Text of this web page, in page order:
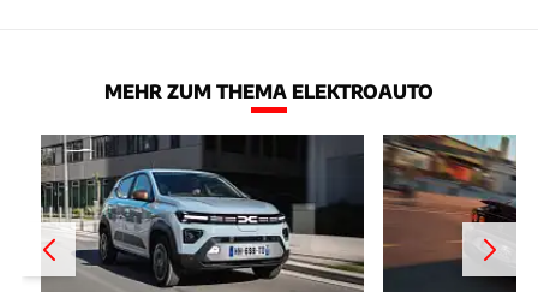
MEHR ZUM THEMA ELEKTROAUTO